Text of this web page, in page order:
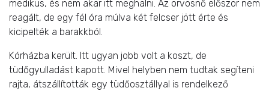
medikus, és nem akar itt meghalni. Az orvosnő először nem
reagált, de egy fél óra múlva két felcser jött érte és
kicipelték a barakkból.
Kórházba került. Itt ugyan jobb volt a koszt, de
tüdőgyulladást kapott. Mivel helyben nem tudtak segíteni
rajta, átszállították egy tüdőosztállyal is rendelkező